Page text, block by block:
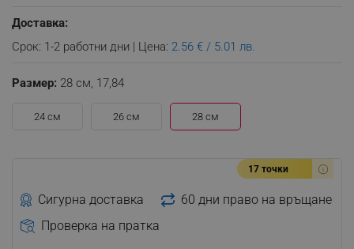
Доставка:
Срок: 1-2 работни дни | Цена: 2.56 € / 5.01 лв.
Размер: 28 см, 17,84
24 см 26 см 28 см
17 точки
Сигурна доставка
60 дни право на връщане
Проверка на пратка